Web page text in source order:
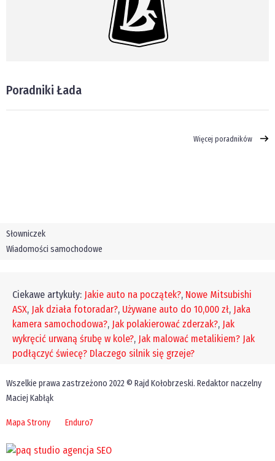
Poradniki Łada
Więcej poradników
Słowniczek
Wiadomości samochodowe
Ciekawe artykuły: Jakie auto na początek?, Nowe Mitsubishi
ASX, Jak działa fotoradar?, Używane auto do 10,000 zł, Jaka
kamera samochodowa?, Jak polakierować zderzak?, Jak
wykręcić urwaną śrubę w kole?, Jak malować metalikiem? Jak
podłączyć świecę? Dlaczego silnik się grzeje?
Wszelkie prawa zastrzeżono 2022 © Rajd Kołobrzeski. Redaktor naczelny
Maciej Kabłąk
Mapa Strony Enduro7